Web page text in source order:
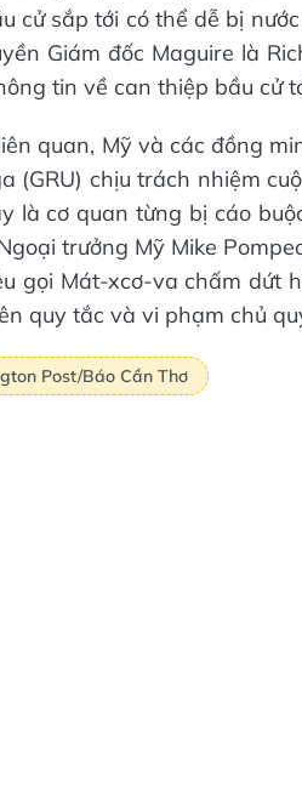
cử sắp tới có thể dễ bị
Giám đốc Maguire là
tin về can thiệp bầu cử
quan, Mỹ và các đồng
(GRU) chịu trách nhiệm
là cơ quan từng bị cáo
trưởng Mỹ Mike
gọi Mát-xcơ-va chấm dứt
quy tắc và vi phạm chủ
Post/Báo Cần Thơ